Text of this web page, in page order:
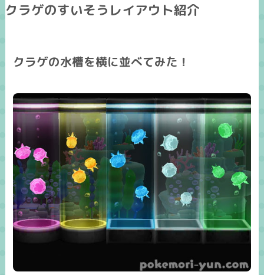
クラゲのすいそうレイアウト紹介
クラゲの水槽を横に並べてみた！